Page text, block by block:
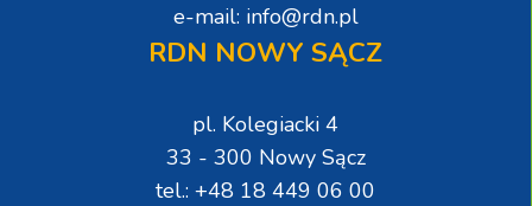
e-mail: info@rdn.pl
RDN NOWY SĄCZ
pl. Kolegiacki 4
33 - 300 Nowy Sącz
tel.: +48 18 449 06 00